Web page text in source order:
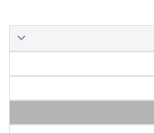
פעם או פעמיים בשבוע,
המקומות תוכלו לקבל
את אחד השיעורים או